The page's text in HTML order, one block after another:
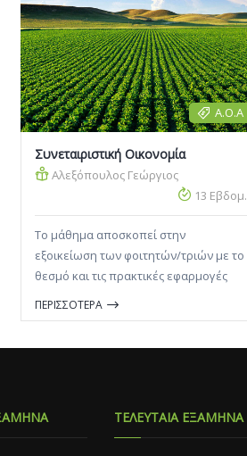
Α.Ο.Α
Συνεταιριστική Οικονομία
Αλεξόπουλος Γεώργιος
13 Εβδομ.
Το μάθημα αποσκοπεί στην
εξοικείωση των φοιτητών/τριών με το
θεσμό και τις πρακτικές εφαρμογές
ΠΕΡΙΣΣΟΤΕΡΑ
ΤΕΛΕΥΤΑΙΑ ΕΞΑΜΗΝΑ